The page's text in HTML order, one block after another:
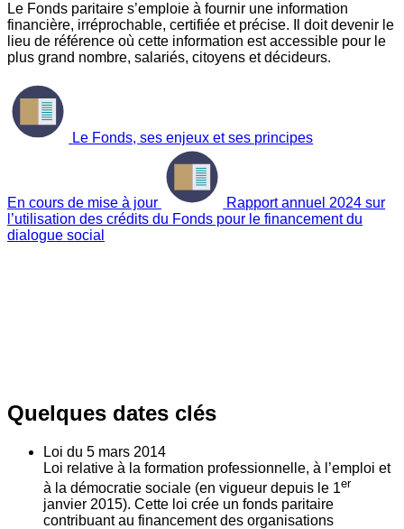
Le Fonds paritaire s’emploie à fournir une information
financière, irréprochable, certifiée et précise. Il doit devenir le
lieu de référence où cette information est accessible pour le
plus grand nombre, salariés, citoyens et décideurs.
Le Fonds, ses enjeux et ses principes
En cours de mise à jour
Rapport annuel 2024 sur
l’utilisation des crédits du Fonds pour le financement du
dialogue social
Quelques dates clés
Loi du 5 mars 2014
Loi relative à la formation professionnelle, à l’emploi et
à la démocratie sociale (en vigueur depuis le 1er
janvier 2015). Cette loi crée un fonds paritaire
contribuant au financement des organisations